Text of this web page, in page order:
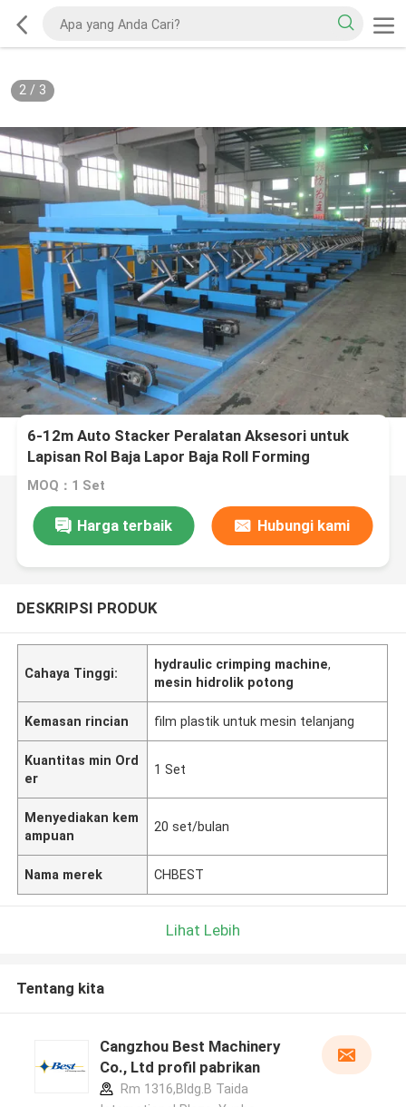
2/ 3
6-12m Auto Stacker Peralatan Aksesori untuk
Lapisan Rol Baja Lapor Baja Roll Forming
MOQ：1 Set
Harga terbaik Hubungi kami
DESKRIPSI PRODUK
Cahaya Tinggi:
hydraulic crimping machine,
mesin hidrolik potong
Kemasan rincian film plastik untuk mesin telanjang
Kuantitas min Ord
er
1 Set
Menyediakan kem
ampuan
20 set/bulan
Nama merek CHBEST
Lihat Lebih
Tentang kita
Cangzhou Best Machinery
Co., Ltd profil pabrikan
Rm 1316,Bldg.B Taida